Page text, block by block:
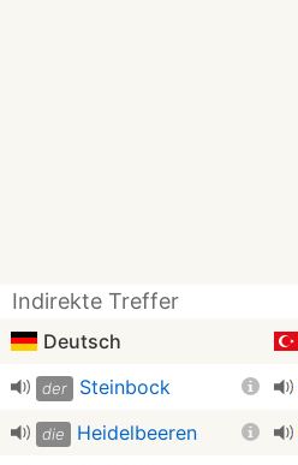
Indirekte Treffer
Deutsch
der Steinbock
die Heidelbeeren